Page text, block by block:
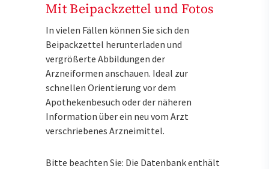
Mit Beipackzettel und Fotos
In vielen Fällen können Sie sich den
Beipackzettel herunterladen und
vergrößerte Abbildungen der
Arzneiformen anschauen. Ideal zur
schnellen Orientierung vor dem
Apothekenbesuch oder der näheren
Information über ein neu vom Arzt
verschriebenes Arzneimittel.
Bitte beachten Sie: Die Datenbank enthält